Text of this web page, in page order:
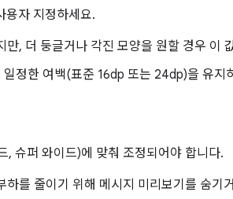
용자 지정하세요.
, 더 둥글거나 각진 모양을 원할 경우 이
정한 여백(표준 16dp 또는 24dp)을 유지
, 슈퍼 와이드)에 맞춰 조정되어야 합니다.
하를 줄이기 위해 메시지 미리보기를 숨기